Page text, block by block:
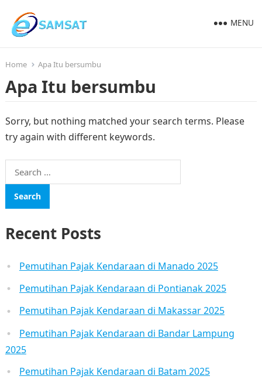
MENU
Home Apa Itu bersumbu
Apa Itu bersumbu
Sorry, but nothing matched your search terms. Please
try again with different keywords.
Search
for:
Recent Posts
Pemutihan Pajak Kendaraan di Manado 2025
Pemutihan Pajak Kendaraan di Pontianak 2025
Pemutihan Pajak Kendaraan di Makassar 2025
Pemutihan Pajak Kendaraan di Bandar Lampung
2025
Pemutihan Pajak Kendaraan di Batam 2025